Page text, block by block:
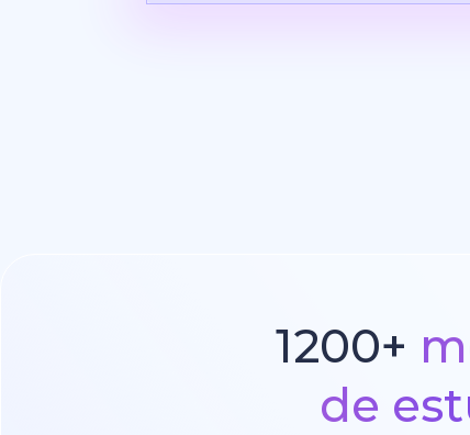
1200+
de